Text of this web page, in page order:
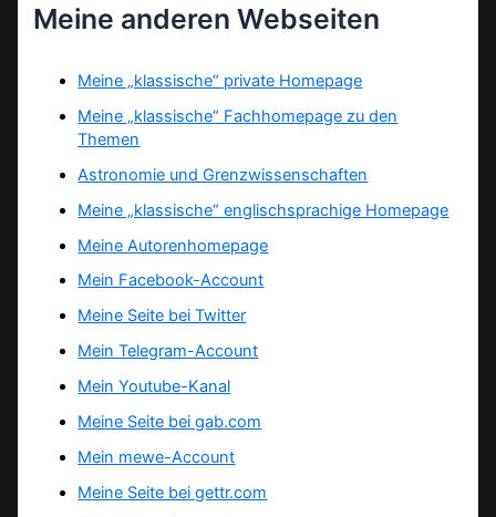
Meine anderen Webseiten
Meine „klassische“ private Homepage
Meine „klassische“ Fachhomepage zu den
Themen
Astronomie und Grenzwissenschaften
Meine „klassische“ englischsprachige Homepage
Meine Autorenhomepage
Mein Facebook-Account
Meine Seite bei Twitter
Mein Telegram-Account
Mein Youtube-Kanal
Meine Seite bei gab.com
Mein mewe-Account
Meine Seite bei gettr.com